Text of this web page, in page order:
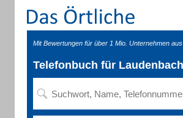
Mit Bewertungen für über 1 Mio. Unternehmen
Telefonbuch für Laudenbach